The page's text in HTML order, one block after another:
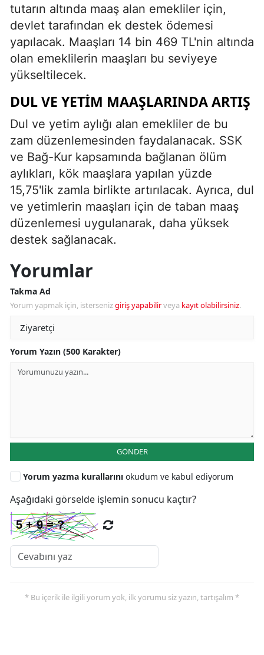
tutarın altında maaş alan emekliler için,
devlet tarafından ek destek ödemesi
yapılacak. Maaşları 14 bin 469 TL'nin altında
olan emeklilerin maaşları bu seviyeye
yükseltilecek.
DUL VE YETIM MAAŞLARINDA ARTIŞ
Dul ve yetim aylığı alan emekliler de bu
zam düzenlemesinden faydalanacak. SSK
ve Bağ-Kur kapsamında bağlanan ölüm
aylıkları, kök maaşlara yapılan yüzde
15,75'lik zamla birlikte artırılacak. Ayrıca, dul
ve yetimlerin maaşları için de taban maaş
düzenlemesi uygulanarak, daha yüksek
destek sağlanacak.
Yorumlar
Takma Ad
Yorum yapmak için, istersenizgiriş yapabilirveya kayıt olabilirsiniz.
Yorum Yazın (500 Karakter)
GÖNDER
Yorum yazma kurallarını okudum ve kabul ediyorum
Aşağıdaki görselde işlemin sonucu kaçtır?
* Bu içerik ile ilgili yorum yok, ilk yorumu siz yazın, tartışalım *